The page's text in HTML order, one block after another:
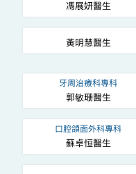
馮展妍醫生
黃明慧醫生
牙周治療科專科
郭敏珊醫生
口腔頜面外科專科
蘇卓恒醫生